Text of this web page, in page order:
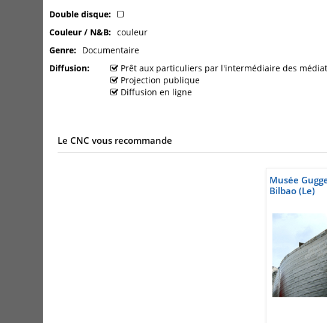
Double disque
Couleur / N&B
couleur
Genre
Documentaire
Diffusion
Prêt aux particuliers par l'intermédiaire des
Projection publique
Diffusion en ligne
Le CNC vous recommande
Musée
Bilbao (Le)